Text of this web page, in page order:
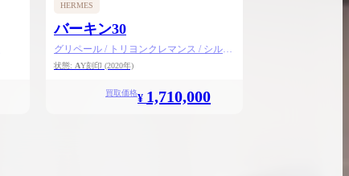
HERMES
バーキン30
グリペール / トリヨンクレマンス / シルバ
ー金具
状態: AY刻印 (2020年)
買取価格¥ 1,710,000